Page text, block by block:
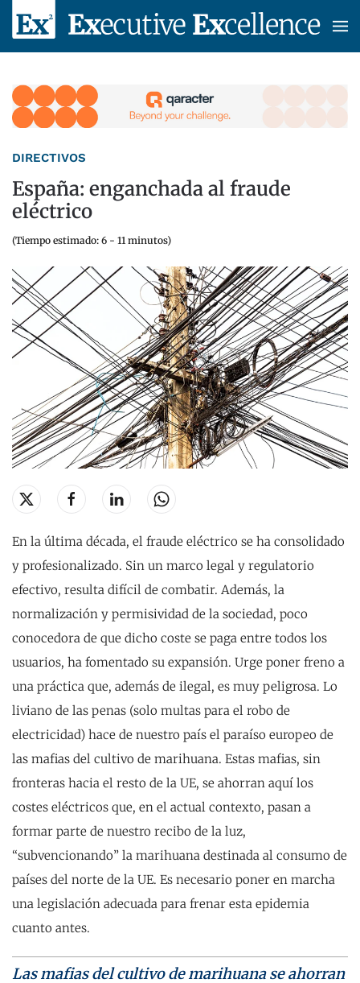
Skip to main content
DIRECTIVOS
España: enganchada al fraude
eléctrico
(Tiempo estimado: 6 - 11 minutos)
En la última década, el fraude eléctrico se ha consolidado
y profesionalizado. Sin un marco legal y regulatorio
efectivo, resulta difícil de combatir. Además, la
normalización y permisividad de la sociedad, poco
conocedora de que dicho coste se paga entre todos los
usuarios, ha fomentado su expansión. Urge poner freno a
una práctica que, además de ilegal, es muy peligrosa. Lo
liviano de las penas (solo multas para el robo de
electricidad) hace de nuestro país el paraíso europeo de
las mafias del cultivo de marihuana. Estas mafias, sin
fronteras hacia el resto de la UE, se ahorran aquí los
costes eléctricos que, en el actual contexto, pasan a
formar parte de nuestro recibo de la luz,
“subvencionando” la marihuana destinada al consumo de
países del norte de la UE. Es necesario poner en marcha
una legislación adecuada para frenar esta epidemia
cuanto antes.
Las mafias del cultivo de marihuana se ahorran